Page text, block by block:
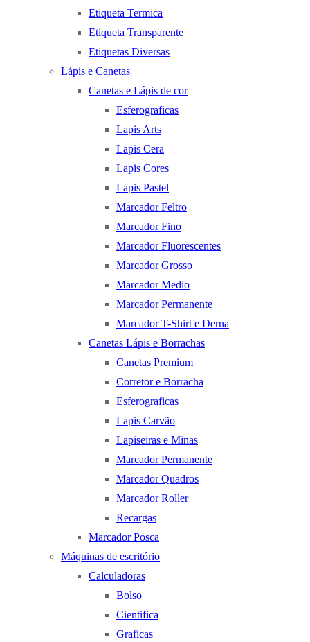
Etiqueta Termica
Etiqueta Transparente
Etiquetas Diversas
Lápis e Canetas
Canetas e Lápis de cor
Esferograficas
Lapis Arts
Lapis Cera
Lapis Cores
Lapis Pastel
Marcador Feltro
Marcador Fino
Marcador Fluorescentes
Marcador Grosso
Marcador Medio
Marcador Permanente
Marcador T-Shirt e Derna
Canetas Lápis e Borrachas
Canetas Premium
Corretor e Borracha
Esferograficas
Lapis Carvão
Lapiseiras e Minas
Marcador Permanente
Marcador Quadros
Marcador Roller
Recargas
Marcador Posca
Máquinas de escritório
Calculadoras
Bolso
Cientifica
Graficas